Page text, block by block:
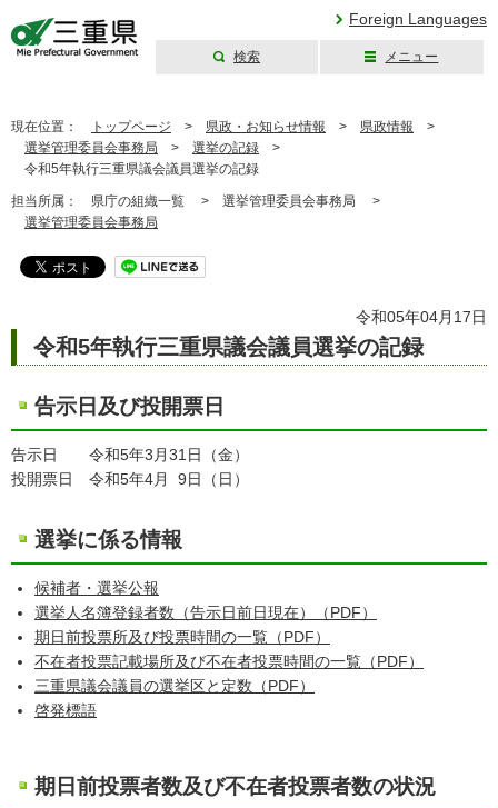
Foreign Languages
検索 メニュー
現在位置： トップページ > 県政・お知らせ情報 > 県政情報 >
選挙管理委員会事務局 > 選挙の記録 >
令和5年執行三重県議会議員選挙の記録
担当所属： 県庁の組織一覧 > 選挙管理委員会事務局 >
選挙管理委員会事務局
令和05年04月17日
令和5年執行三重県議会議員選挙の記録
告示日及び投開票日
告示日 令和5年3月31日（金）
投開票日 令和5年4月 9日（日）
選挙に係る情報
候補者・選挙公報
選挙人名簿登録者数（告示日前日現在）（PDF）
期日前投票所及び投票時間の一覧（PDF）
不在者投票記載場所及び不在者投票時間の一覧（PDF）
三重県議会議員の選挙区と定数（PDF）
啓発標語
期日前投票者数及び不在者投票者数の状況